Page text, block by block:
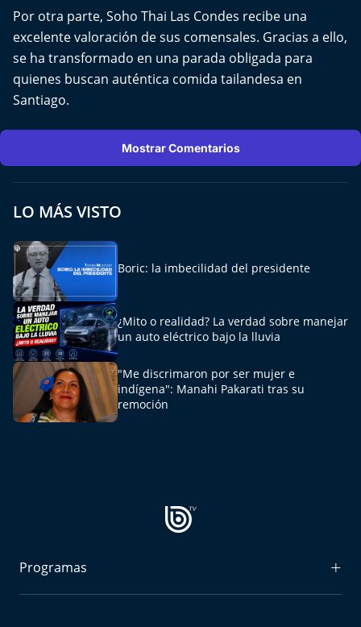
Especiales
Chiche cuadra y su parrilla
Aquí Estamos
Sello de raza
Trasnoche
Reto Inmobiliario
Por otra parte, Soho Thai Las Condes recibe una
excelente valoración de sus comensales. Gracias a ello,
se ha transformado en una parada obligada para
quienes buscan auténtica comida tailandesa en
Santiago.
Mostrar Comentarios
LO MÁS VISTO
Boric: la imbecilidad del presidente
¿Mito o realidad? La verdad sobre manejar
un auto eléctrico bajo la lluvia
"Me discrimaron por ser mujer e
indígena": Manahi Pakarati tras su
remoción
Programas